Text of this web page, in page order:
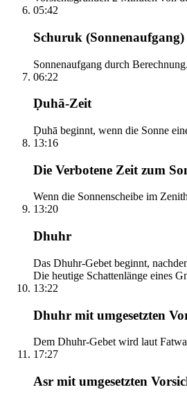
05:42
Schuruk (Sonnenaufgang)
Sonnenaufgang durch
06:22
Ḍuhā-Zeit
Ḍuhā beginnt, wenn die Sonne
13:16
Die Verbotene Zeit zum
Wenn die Sonnenscheibe im
13:20
Dhuhr
Das Dhuhr-Gebet beginnt,
Die heutige Schattenlänge eines
13:22
Dhuhr mit umgesetzten
Dem Dhuhr-Gebet wird laut
17:27
Asr mit umgesetzten